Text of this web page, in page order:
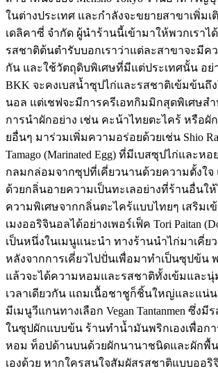
ในต่างประเทศ และกำลังจะขยายสาขาเพิ่ม
เดลิคาซี่ จำกัด ผู้นำร้านนี้เข้ามาให้พวกเราไ
รสชาติต้นตำรับบอกเราว่าแต่ละสาขาจะมีค
กัน และใช้วัตถุดิบพิเศษที่มีแต่ประเทศนั้น อย่า
BKK จะคงเบสน้ำซุปไก่และรสชาติเข้มข้นถึ
นอล แต่เชฟจะมีการครีเอทกิมมิกสุดพิเศษส
การนำผักอย่าง เช่น คะน้าไทยตะไคร้ หรือผั
ยอื่นๆ มาร่วมเพิ่มความอร่อยด้วยเช่น Shio
Tamago (Marinated Egg) ที่มีเบสซุปไก่และห
กลมกล่อมจากซุปที่เคี่ยวนานด้วยความตั้งใจ
ด้วยกลิ่นอายความเป็นทะเลอย่างที่ร้านอื่นใ
ความพิเศษจากกลิ่นตะไคร้แบบไทยๆ เสริมเ
เมงออริจินอลได้อย่างเพอร์เฟ็ค Tori Paitan
เป็นหนึ่งในเมนูแนะนำ ทางร้านนำไก่มาเคี่ย
หลังจากการเคี่ยวไปปั่นเพื่อมาทำเป็นซุปข้น
แล้วจะได้ความหอมและรสชาติทั้งเข้มและ
เวลาเดียวกัน แถมเนื้อชาชูก็ชิ้นใหญ่และแน่
มีเมนูวีแกนทางเลือก Vegan Tantanmen ซึ่งมี
ในซุปผักแบบข้น ร้านทำน้ำมันพริกเองเพื่อก
หอม ท็อปด้านบนด้วยผักนานาชนิดและผักพื้น
เองด้วย หากใครสนใจสัมผัสรสชาติแบบออริ